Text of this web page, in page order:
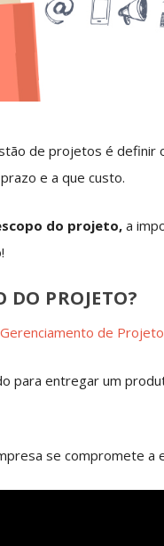
de projetos é
e a que custo.
do projeto, a
DO PROJETO?
de
para entregar um
se compromete